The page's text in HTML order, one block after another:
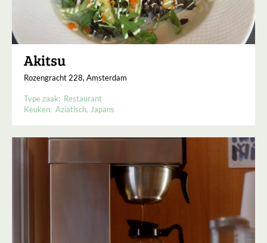
Akitsu
Rozengracht 228, Amsterdam
Type zaak: Restaurant
Keuken: Aziatisch Japans